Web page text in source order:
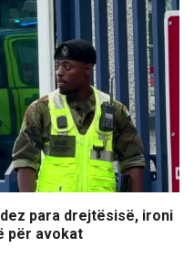
para drejtësisë, ironi
për avokat